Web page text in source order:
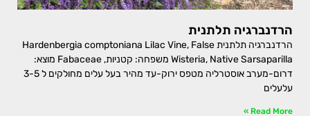
הרדנברגיה תלתנית
הרדנברגיה תלתנית Hardenbergia comptoniana Lilac Vine, False
Wisteria, Native Sarsaparilla משפחה: קטניות, Fabaceae מוצא:
דרום-מערב אוסטרליה מטפס ירוק-עד מהיר בעל עלים מחולקים ל 3-5
עלעלים
Read More »